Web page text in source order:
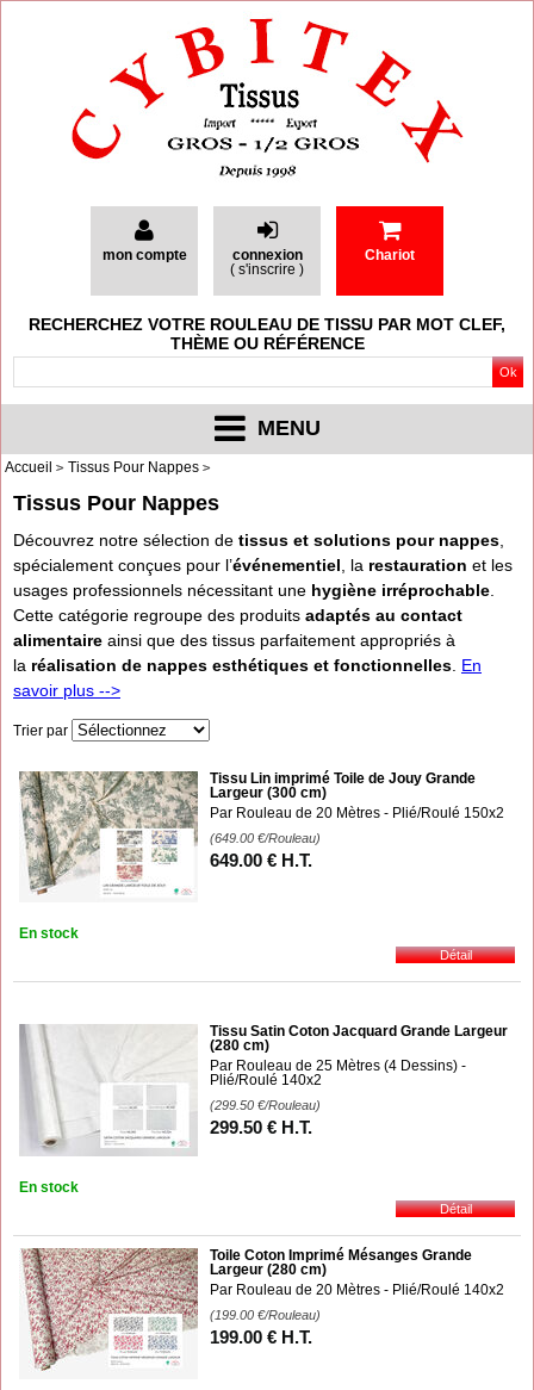
mon compte
connexion
( s'inscrire )
Chariot
MENU
RECHERCHEZ VOTRE ROULEAU DE TISSU PAR MOT CLEF,
THÈME OU RÉFÉRENCE
Accueil Tissus Pour Nappes
Tissus Pour Nappes
Découvrez notre sélection de tissus et solutions pour nappes
spécialement conçues pour l’événementiel , la restauration et les
usages professionnels nécessitant une hygiène irréprochable
Cette catégorie regroupe des produits adaptés au contact
alimentaire ainsi que des tissus parfaitement appropriés à
la réalisation de nappes esthétiques et fonctionnelles En
savoir plus -->
Trier par
Tissu Lin imprimé Toile de Jouy Grande
Largeur (300 cm)
Par Rouleau de 20 Mètres - Plié/Roulé 150x2
(649.00 €/Rouleau)
649.00 € H.T.
En stock
Tissu Satin Coton Jacquard Grande Largeur
(280 cm)
Par Rouleau de 25 Mètres (4 Dessins) -
Plié/Roulé 140x2
(299.50 €/Rouleau)
299.50 € H.T.
En stock
Toile Coton Imprimé Mésanges Grande
Largeur (280 cm)
Par Rouleau de 20 Mètres - Plié/Roulé 140x2
(199.00 €/Rouleau)
199.00 € H.T.